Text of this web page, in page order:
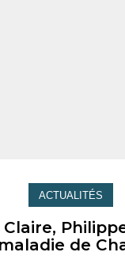
ACTUALITÉS
Claire,
de